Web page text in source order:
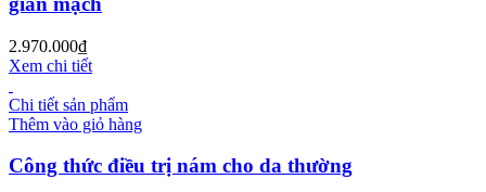
2.970.000₫
Xem chi tiết
Chi tiết sản phẩm
Thêm vào giỏ hàng
Công thức điều trị nám cho da thường